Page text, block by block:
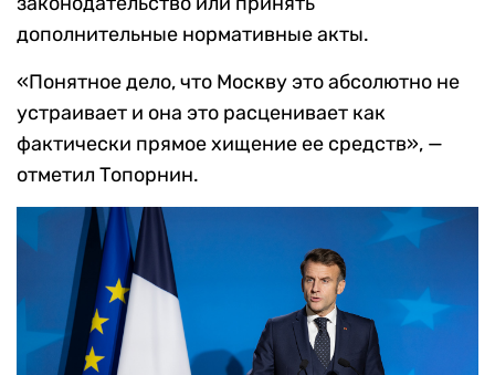
дополнительные нормативные акты.
«Понятное дело, что Москву это абсолютно не
устраивает и она это расценивает как
фактически прямое хищение ее средств», —
отметил Топорнин.